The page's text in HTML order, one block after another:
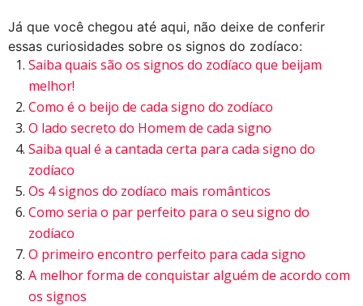
Já que você chegou até aqui, não deixe de conferir
essas curiosidades sobre os signos do zodíaco:
Saiba quais são os signos do zodíaco que beijam
melhor!
Como é o beijo de cada signo do zodíaco
O lado secreto do Homem de cada signo
Saiba qual é a cantada certa para cada signo do
zodíaco
Os 4 signos do zodíaco mais românticos
Como seria o par perfeito para o seu signo do
zodíaco
O primeiro encontro perfeito para cada signo
A melhor forma de conquistar alguém de acordo com
os signos